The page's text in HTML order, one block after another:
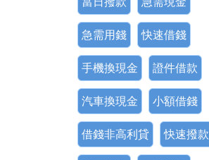
急需用錢 快速借錢
手機換現金 證件借款
汽車換現金 小額借錢
借錢非高利貸 快速撥款